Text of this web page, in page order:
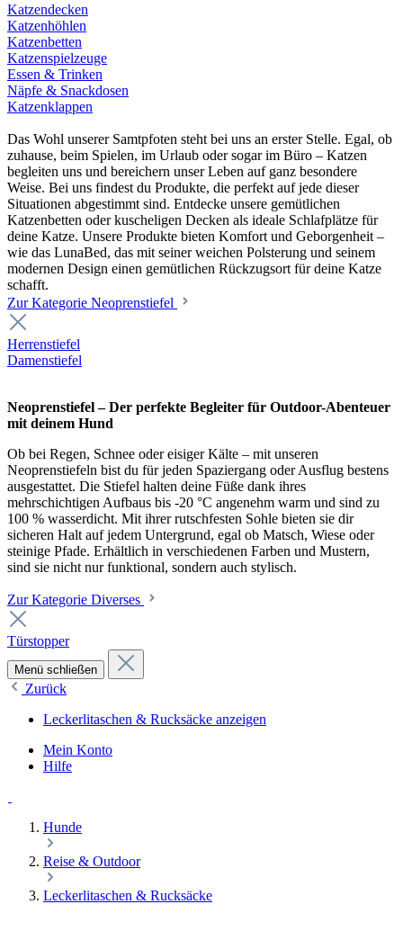
Katzendecken
Katzenhöhlen
Katzenbetten
Katzenspielzeuge
Essen & Trinken
Näpfe & Snackdosen
Katzenklappen
Das Wohl unserer Samtpfoten steht bei uns an erster Stelle. Egal, ob
zuhause, beim Spielen, im Urlaub oder sogar im Büro – Katzen
begleiten uns und bereichern unser Leben auf ganz besondere
Weise. Bei uns findest du Produkte, die perfekt auf jede dieser
Situationen abgestimmt sind. Entdecke unsere gemütlichen
Katzenbetten oder kuscheligen Decken als ideale Schlafplätze für
deine Katze. Unsere Produkte bieten Komfort und Geborgenheit –
wie das LunaBed, das mit seiner weichen Polsterung und seinem
modernen Design einen gemütlichen Rückzugsort für deine Katze
schafft.
Zur Kategorie Neoprenstiefel
Herrenstiefel
Damenstiefel
Neoprenstiefel – Der perfekte Begleiter für Outdoor-Abenteuer
mit deinem Hund
Ob bei Regen, Schnee oder eisiger Kälte – mit unseren
Neoprenstiefeln bist du für jeden Spaziergang oder Ausflug bestens
ausgestattet. Die Stiefel halten deine Füße dank ihres
mehrschichtigen Aufbaus bis -20 °C angenehm warm und sind zu
100 % wasserdicht. Mit ihrer rutschfesten Sohle bieten sie dir
sicheren Halt auf jedem Untergrund, egal ob Matsch, Wiese oder
steinige Pfade. Erhältlich in verschiedenen Farben und Mustern,
sind sie nicht nur funktional, sondern auch stylisch.
Zur Kategorie Diverses
Türstopper
Menü schließen
Zurück
Leckerlitaschen & Rucksäcke anzeigen
Mein Konto
Hilfe
Hunde
Reise & Outdoor
Leckerlitaschen & Rucksäcke